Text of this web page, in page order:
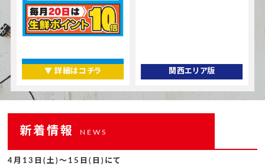
▼ 詳細はコチラ 関西エリア版
新着情報 NEWS
4月13日(土)～15日(日)にて